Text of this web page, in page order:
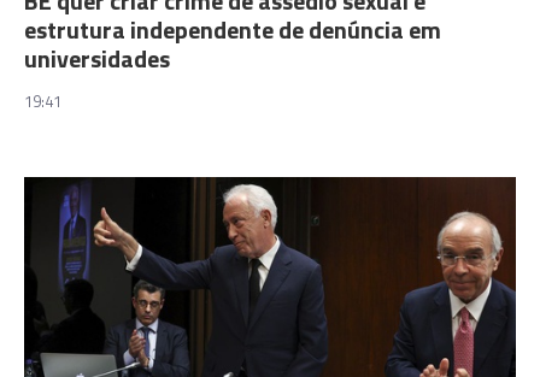
estrutura independente de denúncia em
universidades
19:41